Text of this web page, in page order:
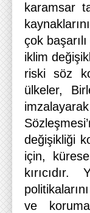
karamsar
çok
iklim
riski söz
ülkeler,
değişikliği
için,
ve